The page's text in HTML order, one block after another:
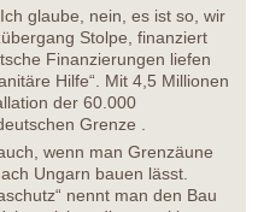
glaube, nein, es ist so, wir
Stolpe, finanziert
Finanzierungen liefen
Hilfe“. Mit 4,5 Millionen
der 60.000
Grenze .
wenn man Grenzäune
Ungarn bauen lässt.
nennt man den Bau